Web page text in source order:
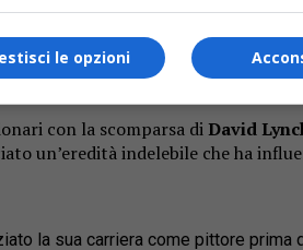
con la scomparsa di David
un’ereditàindelebile cheha
la sua carriera come pittore
le opzioni